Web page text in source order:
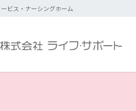
ビス・ナーシングホーム